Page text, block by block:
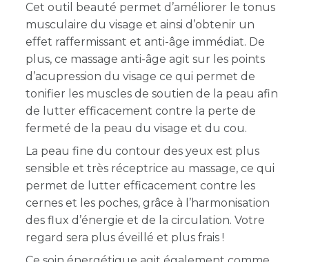
Cet outil beauté permet d’améliorer le tonus
musculaire du visage et ainsi d’obtenir un
effet raffermissant et anti-âge immédiat. De
plus, ce massage anti-âge agit sur les points
d’acupression du visage ce qui permet de
tonifier les muscles de soutien de la peau afin
de lutter efficacement contre la perte de
fermeté de la peau du visage et du cou.
La peau fine du contour des yeux est plus
sensible et très réceptrice au massage, ce qui
permet de lutter efficacement contre les
cernes et les poches, grâce à l’harmonisation
des flux d’énergie et de la circulation. Votre
regard sera plus éveillé et plus frais !